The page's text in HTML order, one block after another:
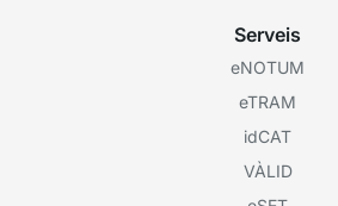
Serveis
eNOTUM
eTRAM
idCAT
VÀLID